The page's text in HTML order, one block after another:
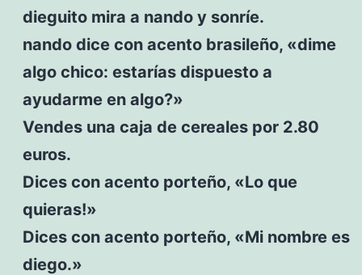
dieguito mira a nando y sonríe.
nando dice con acento brasileño, «dime
algo chico: estarías dispuesto a
ayudarme en algo?»
Vendes una caja de cereales por 2.80
euros.
Dices con acento porteño, «Lo que
quieras!»
Dices con acento porteño, «Mi nombre es
diego.»